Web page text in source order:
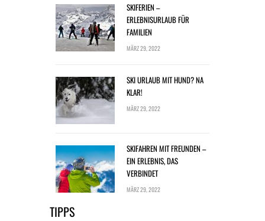
SKIFERIEN –
ERLEBNISURLAUB FÜR
FAMILIEN
MÄRZ 29, 2022
SKI URLAUB MIT HUND? NA
KLAR!
MÄRZ 29, 2022
SKIFAHREN MIT FREUNDEN –
EIN ERLEBNIS, DAS
VERBINDET
MÄRZ 29, 2022
TIPPS